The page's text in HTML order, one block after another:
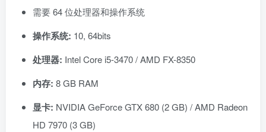
需要 64 位处理器和操作系统
操作系统: 10, 64bits
处理器: Intel Core i5-3470 / AMD FX-8350
内存: 8 GB RAM
显卡: NVIDIA GeForce GTX 680 (2 GB) / AMD Radeon
HD 7970 (3 GB)